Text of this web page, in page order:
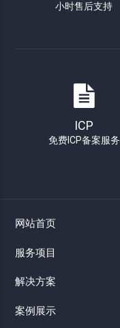
小时售后支持
ICP
免费ICP备案服务
网站首页
服务项目
解决方案
案例展示